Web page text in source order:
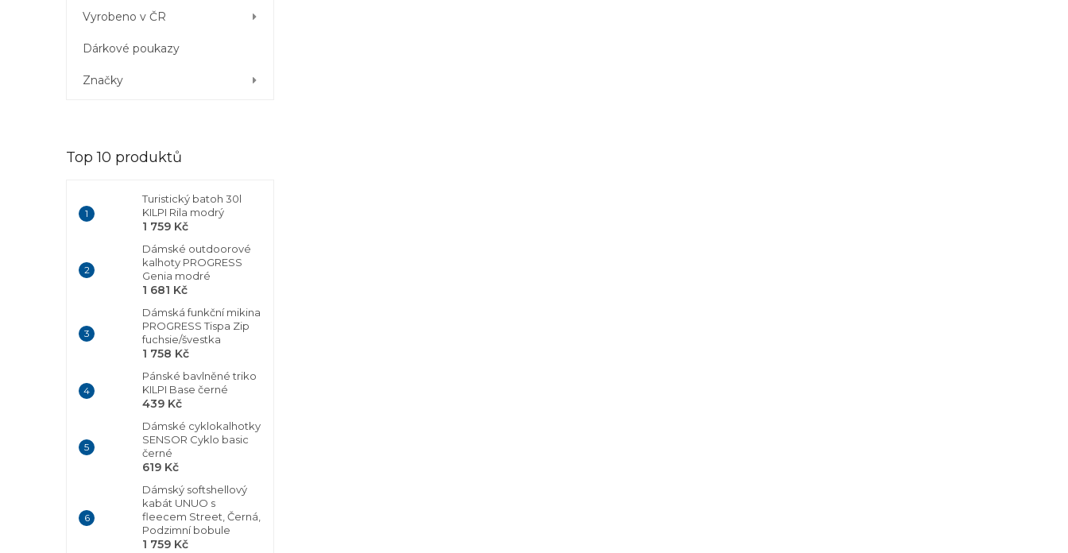
Vyrobeno v ČR
Dárkové poukazy
Značky
Top 10 produktů
Turistický batoh 30l
KILPI Rila modrý
1 759 Kč
Dámské outdoorové
kalhoty PROGRESS
Genia modré
1 681 Kč
Dámská funkční mikina
PROGRESS Tispa Zip
fuchsie/švestka
1 758 Kč
Pánské bavlněné triko
KILPI Base černé
439 Kč
Dámské cyklokalhotky
SENSOR Cyklo basic
černé
619 Kč
Dámský softshellový
kabát UNUO s
fleecem Street, Černá,
Podzimní bobule
1 759 Kč